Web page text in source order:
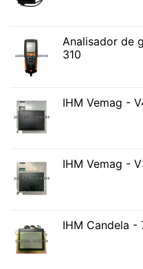
Analisador de
310
IHM Vemag -
IHM Vemag -
IHM Candela -